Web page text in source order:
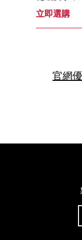
立即選購
官網